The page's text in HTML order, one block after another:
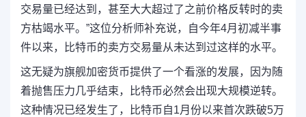
交易量已经达到，甚至大大超过了之前价格反转时的卖
方枯竭水平。”这位分析师补充说，自今年4月初减半事
件以来，比特币的卖方交易量从未达到过这样的水平。
这无疑为旗舰加密货币提供了一个看涨的发展，因为随
着抛售压力几乎结束，比特币必然会出现大规模逆转。
这种情况已经发生了，比特币自1月份以来首次跌破5万